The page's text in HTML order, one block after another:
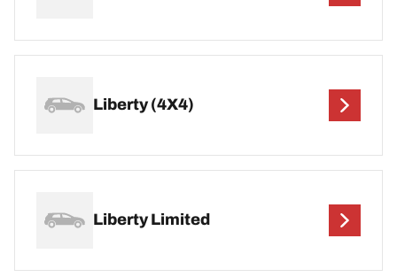
Liberty (4X4)
Liberty Limited